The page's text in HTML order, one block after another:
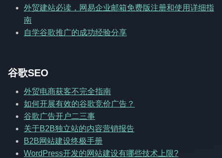
外贸建站必读，网易企业邮箱免费版注册和使用详细指
南
自学谷歌推广的成功经验分享
谷歌SEO
外贸电商获客不完全指南
如何开展有效的谷歌竞价广告？
谷歌广告开户二三事
关于B2B独立站的内容营销报告
B2B网站建设终极手册
WordPress开发的网站建设有哪些技术上限?